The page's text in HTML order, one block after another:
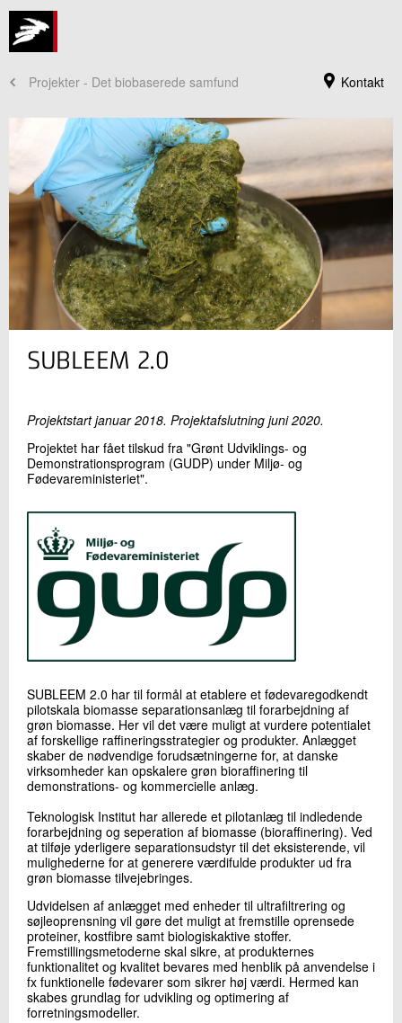
Kontakt
Projekter - Det biobaserede samfund
Jeg er din kontaktperson
Anne Christine Steenkjær Hastrup
Souschef
+45 72 20 16 02
LinkedIn
Skriv til mig
Send
SUBLEEM 2.0
Projektstart januar 2018. Projektafslutning juni 2020.
Projektet har fået tilskud fra "Grønt Udviklings- og
Demonstrationsprogram (GUDP) under Miljø- og
Fødevareministeriet".
SUBLEEM 2.0 har til formål at etablere et fødevaregodkendt
pilotskala biomasse separationsanlæg til forarbejdning af
grøn biomasse. Her vil det være muligt at vurdere potentialet
af forskellige raffineringsstrategier og produkter. Anlægget
skaber de nødvendige forudsætningerne for, at danske
virksomheder kan opskalere grøn bioraffinering til
demonstrations- og kommercielle anlæg.
Teknologisk Institut har allerede et pilotanlæg til indledende
forarbejdning og seperation af biomasse (bioraffinering). Ved
at tilføje yderligere separationsudstyr til det eksisterende, vil
mulighederne for at generere værdifulde produkter ud fra
grøn biomasse tilvejebringes.
Udvidelsen af anlægget med enheder til ultrafiltrering og
søjleoprensning vil gøre det muligt at fremstille oprensede
proteiner, kostfibre samt biologiskaktive stoffer.
Fremstillingsmetoderne skal sikre, at produkternes
funktionalitet og kvalitet bevares med henblik på anvendelse i
fx funktionelle fødevarer som sikrer høj værdi. Hermed kan
skabes grundlag for udvikling og optimering af
forretningsmodeller.